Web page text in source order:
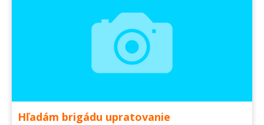
Hľadám brigádu upratovanie